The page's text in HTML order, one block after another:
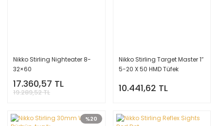
Nikko Stirling Nighteater 8-
32×60
17.360,57 TL
19.289,52 TL
Nikko Stirling Target Master 1′′
5-20 X 50 HMD Tüfek
10.441,62 TL
%20